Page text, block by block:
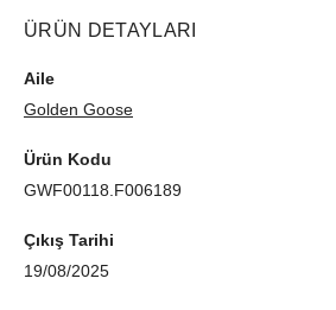
ÜRÜN DETAYLARI
Aile
Golden Goose
Ürün Kodu
GWF00118.F006189
Çıkış Tarihi
19/08/2025